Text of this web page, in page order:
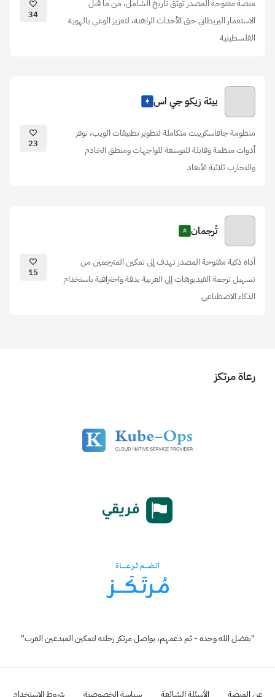
منصة مفتوحة المصدر توثق تاريخ الشامل، من ما قبل
الاستعمار البريطاني حتى الأحداث الراهنة، لتعزيز الوعي بالهوية
الفلسطينية
34
بيئة زيكو جي اس
منظومة جافاسكريبت متكاملة لتطوير تطبيقات الويب، توفر
أدوات منظمة وقابلة للتوسعة للواجهات ومنطق الخادم
والتجارب ثلاثية الأبعاد
23
تُرجمان
أداة ذكية مفتوحة المصدر تهدف إلى تمكين المترجمين من
تسهيل ترجمة الفيديوهات إلى العربية بدقة واحترافية باستخدام
الذكاء الاصطناعي
15
رعاة مرتكز
"بفضل الله وحده - ثم دعمهم، يواصل مرتكز رحلته لتمكين المبدعين العرب"
عن المنصة الأسئلة الشائعة سياسة الخصوصية شروط الإستخدام